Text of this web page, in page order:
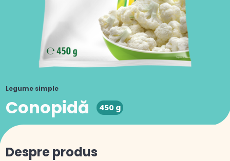
Legume simple
Conopidă 450 g
Despre produs